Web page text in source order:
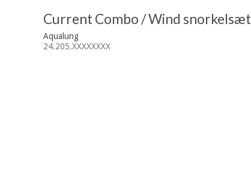
Current Combo / Wind snorkelsæt
Aqualung
24.205.XXXXXXXX